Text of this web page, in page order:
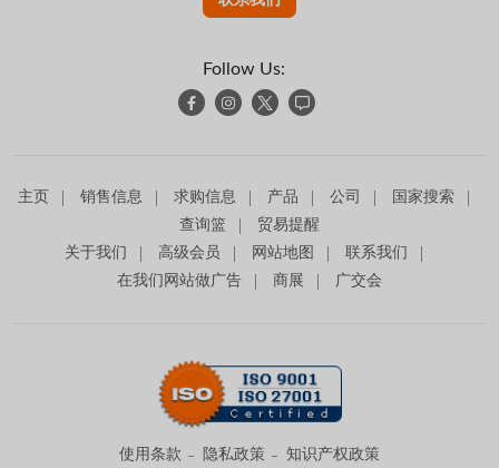
Follow Us:
主页 销售信息 求购信息 产品 公司
国家搜索
查询篮
贸易提醒
关于我们
高级会员 网站地图
联系我们
在我们网站做广告
商展 广交会
使用条款 隐私政策 知识产权政策